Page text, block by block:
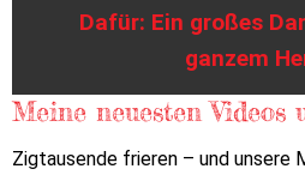
Dafür: Ein großes
ganzem
Meine neuesten Videos
Zigtausende frieren – und unsere